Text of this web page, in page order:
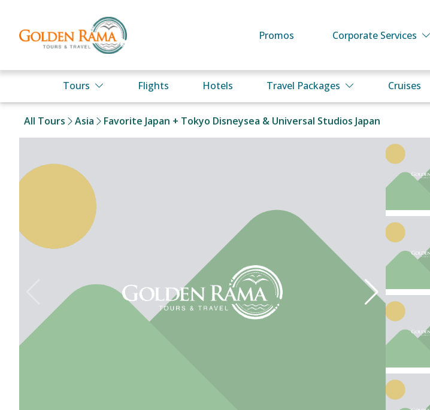
Promos Corporate Services
Tours Flights Hotels Travel Packages Cruises
All Tours Asia Favorite Japan + Tokyo Disneysea & Universal Studios Japan